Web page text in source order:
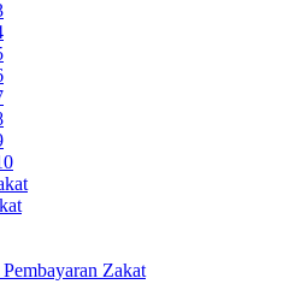
Zakat